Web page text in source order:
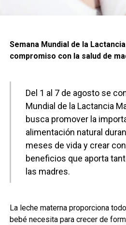
Semana Mundial de la
compromiso con la salud de
Del 1 al 7 de agosto se
Mundial de la Lactancia
busca promover la
alimentación natural
meses de vida y crear
beneficios que aporta
las madres.
La leche materna proporciona
bebé necesita para crecer de